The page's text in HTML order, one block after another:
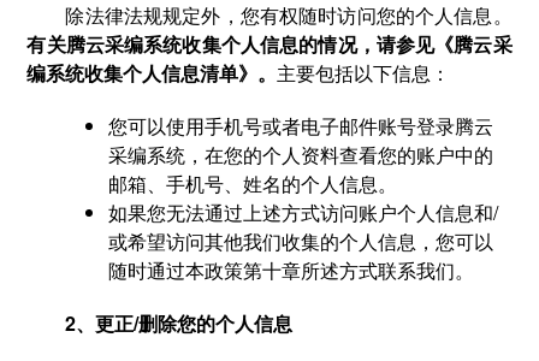
除法律法规规定外，您有权随时访问您的个人信息。
有关腾云采编系统收集个人信息的情况，请参见《腾云采
编系统收集个人信息清单》。 主要包括以下信息：
您可以使用手机号或者电子邮件账号登录腾云
采编系统，在您的个人资料查看您的账户中的
邮箱、手机号、姓名的个人信息。
如果您无法通过上述方式访问账户个人信息和/
或希望访问其他我们收集的个人信息，您可以
随时通过本政策第十章所述方式联系我们。
2、更正/删除您的个人信息